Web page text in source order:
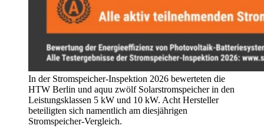
In der Stromspeicher-Inspektion 2026 bewerteten die
HTW Berlin und aquu zwölf Solarstromspeicher in den
Leistungsklassen 5 kW und 10 kW. Acht Hersteller
beteiligten sich namentlich am diesjährigen
Stromspeicher-Vergleich.